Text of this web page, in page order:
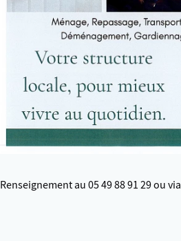
Renseignement au 05 49 88 91 29 ou via